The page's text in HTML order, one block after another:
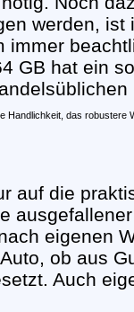
werden,
immer
GB hat ein
Handlichkeit, das
auf die
eigenen
ob aus
Auch